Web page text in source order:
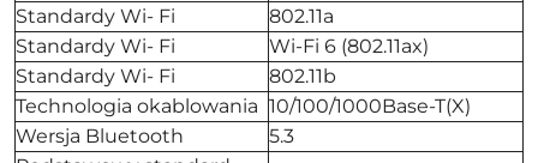
Standardy Wi- Fi
802.11a
Standardy Wi- Fi
Wi-Fi 6 (802.11ax)
Standardy Wi- Fi
802.11b
Technologia okablowania 10/100/1000Base-T(X)
Wersja Bluetooth
5.3